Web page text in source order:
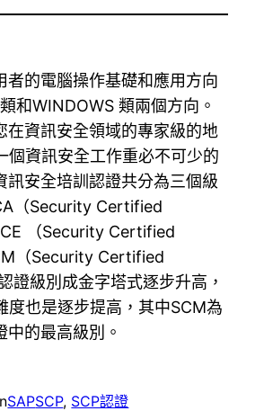
者的電腦操作基礎和應用方向
和WINDOWS 類兩個方向。
在資訊安全領域的專家級的地
個資訊安全工作重必不可少的
訊安全培訓認證共分為三個級
（Security Certified
（Security Certified
（Security Certified
證級別成金字塔式逐步升高，
度也是逐步提高，其中SCM為
中的最高級別。
SAPSCP, SCP認證